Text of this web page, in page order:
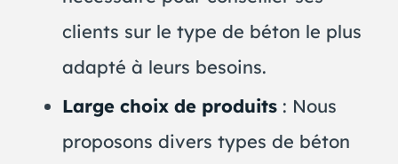
clients sur le type de béton le plus
adapté à leurs besoins.
Large choix de produits: Nous
proposons divers types de béton